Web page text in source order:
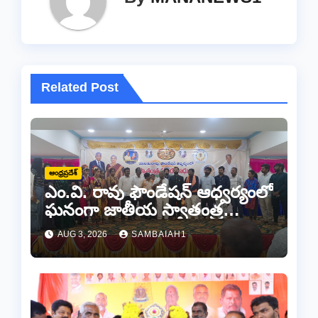
Related Post
ఆంధ్రప్రదేశ్
ఎం.వి. రావు ఫౌండేషన్ ఆధ్వర్యంలో
ఘనంగా జాతీయ స్వాతంత్ర
సమరయోధుల పురస్కారాలు
ప్రధానోత్సవం వేడుకలు
AUG 3, 2026 SAMBAIAH1